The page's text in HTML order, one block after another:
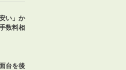
い」か
数料相
台を後